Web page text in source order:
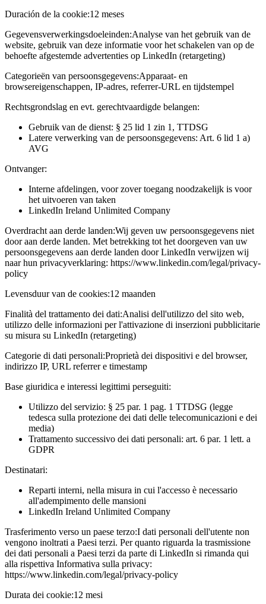
Duración de la cookie:12 meses
Gegevensverwerkingsdoeleinden:Analyse van het gebruik van de
website, gebruik van deze informatie voor het schakelen van op de
behoefte afgestemde advertenties op LinkedIn (retargeting)
Categorieën van persoonsgegevens:Apparaat- en
browsereigenschappen, IP-adres, referrer-URL en tijdstempel
Rechtsgrondslag en evt. gerechtvaardigde belangen:
Gebruik van de dienst: § 25 lid 1 zin 1, TTDSG
Latere verwerking van de persoonsgegevens: Art. 6 lid 1 a)
AVG
Ontvanger:
Interne afdelingen, voor zover toegang noodzakelijk is voor
het uitvoeren van taken
LinkedIn Ireland Unlimited Company
Overdracht aan derde landen:Wij geven uw persoonsgegevens niet
door aan derde landen. Met betrekking tot het doorgeven van uw
persoonsgegevens aan derde landen door LinkedIn verwijzen wij
naar hun privacyverklaring: https://www.linkedin.com/legal/privacy-
policy
Levensduur van de cookies:12 maanden
Finalità del trattamento dei dati:Analisi dell'utilizzo del sito web,
utilizzo delle informazioni per l'attivazione di inserzioni pubblicitarie
su misura su LinkedIn (retargeting)
Categorie di dati personali:Proprietà dei dispositivi e del browser,
indirizzo IP, URL referrer e timestamp
Base giuridica e interessi legittimi perseguiti:
Utilizzo del servizio: § 25 par. 1 pag. 1 TTDSG (legge
tedesca sulla protezione dei dati delle telecomunicazioni e dei
media)
Trattamento successivo dei dati personali: art. 6 par. 1 lett. a
GDPR
Destinatari:
Reparti interni, nella misura in cui l'accesso è necessario
all'adempimento delle mansioni
LinkedIn Ireland Unlimited Company
Trasferimento verso un paese terzo:I dati personali dell'utente non
vengono inoltrati a Paesi terzi. Per quanto riguarda la trasmissione
dei dati personali a Paesi terzi da parte di LinkedIn si rimanda qui
alla rispettiva Informativa sulla privacy:
https://www.linkedin.com/legal/privacy-policy
Durata dei cookie:12 mesi